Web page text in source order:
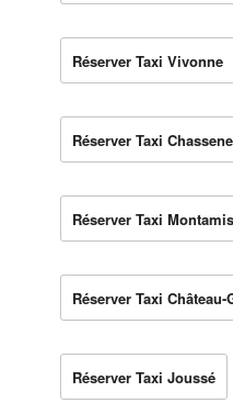
Réserver Taxi Vivonne
Réserver Taxi
Réserver Taxi
Réserver Taxi Château-
Réserver Taxi Joussé